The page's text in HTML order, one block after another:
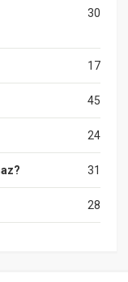
30
17
45
24
31
28